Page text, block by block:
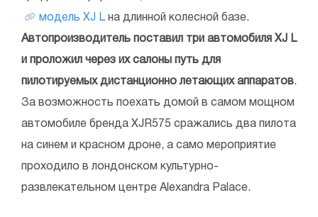
модель XJ Lна длинной колесной базе.
Автопроизводитель поставил три автомобиля XJ L
и проложил через их салоны путь для
пилотируемых дистанционно летающих аппаратов.
За возможность поехать домой в самом мощном
автомобиле бренда XJR575 сражались два пилота
на синем и красном дроне, а само мероприятие
проходило в лондонском культурно-
развлекательном центре Alexandra Palace.